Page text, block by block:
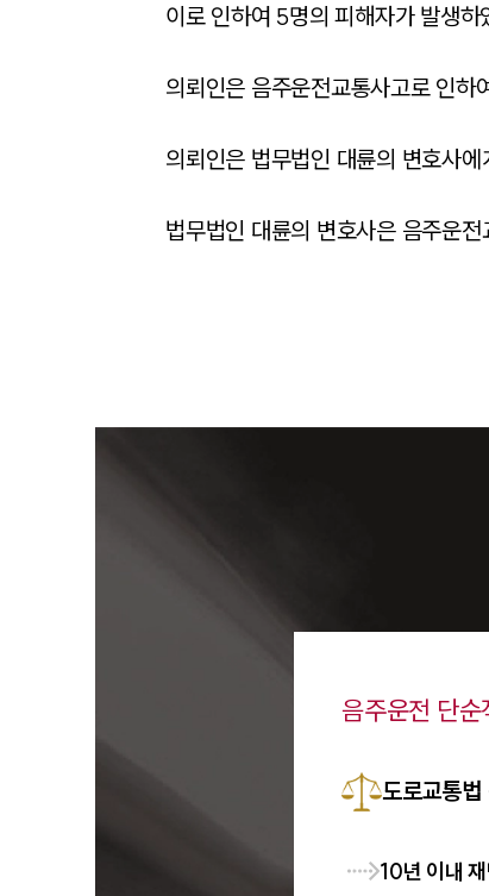
이로 인하여 5명의 피해자가 발생
의뢰인은 음주운전교통사고로 인하
의뢰인은 법무법인 대륜의 변호사
법무법인 대륜의 변호사은 음주운
음주운전 단순
도로교통법
10년 이내